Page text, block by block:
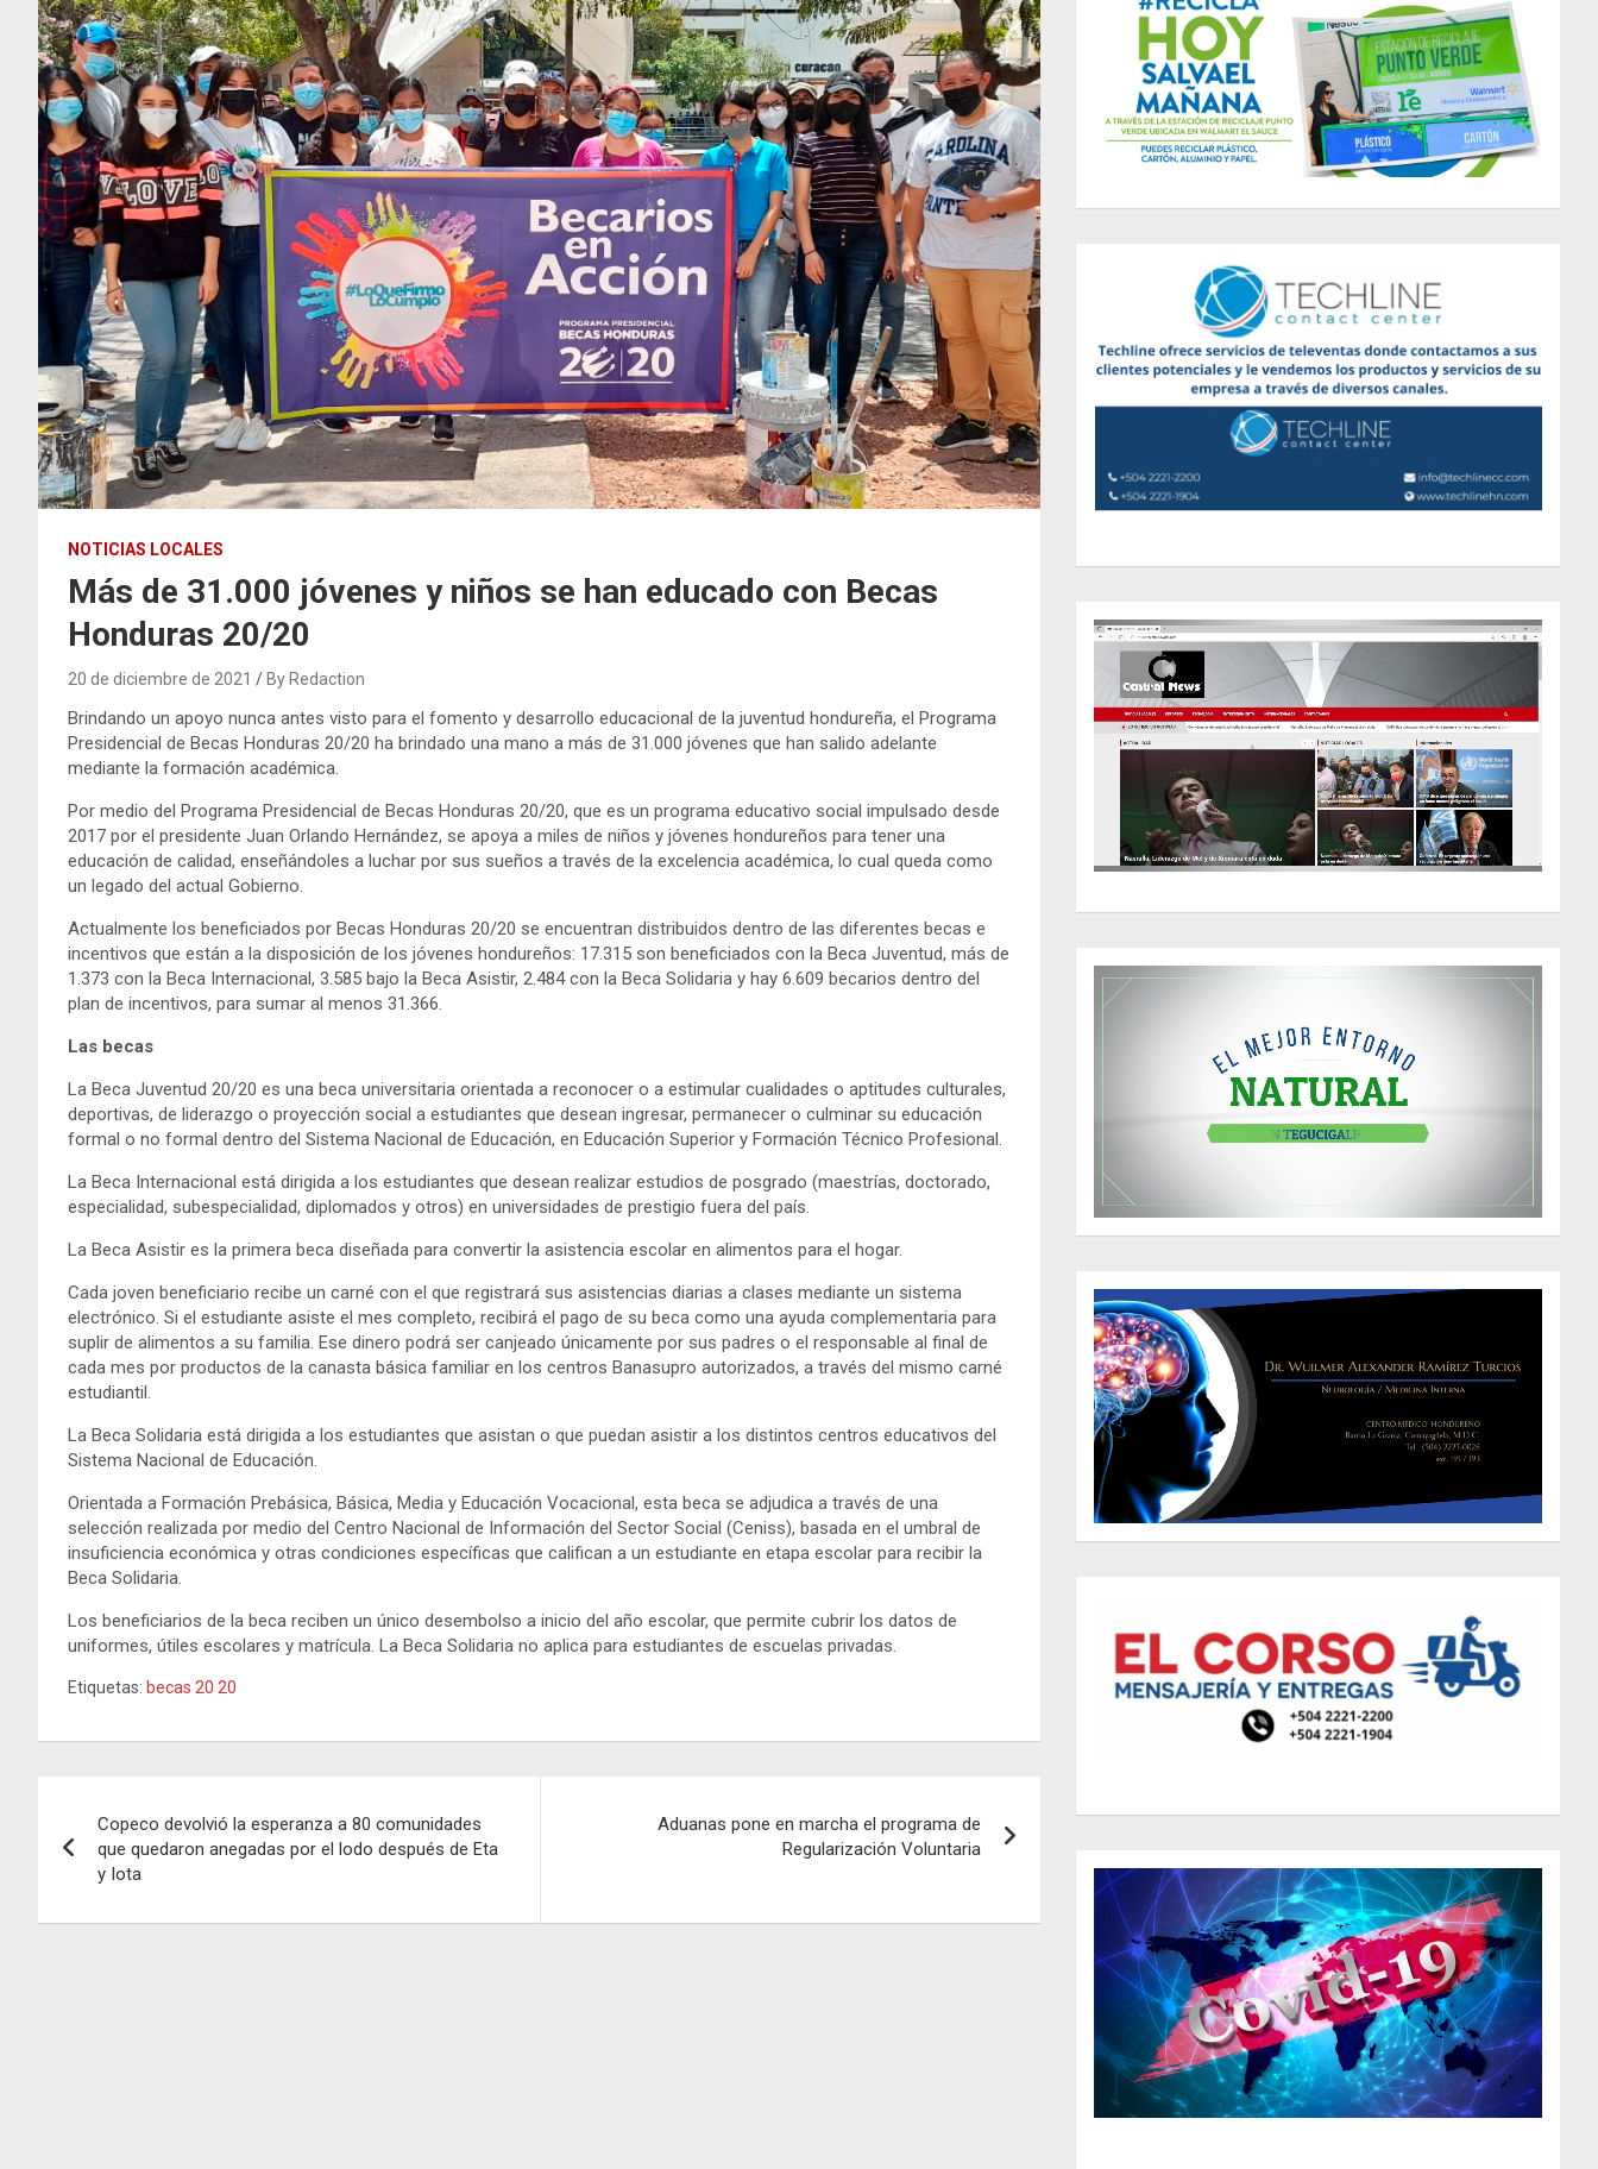
NOTICIAS LOCALES
Más de 31.000 jóvenes y niños se han educado con Becas
Honduras 20/20
20 de diciembre de 2021 By Redaction
Brindando un apoyo nunca antes visto para el fomento y desarrollo educacional de la juventud hondureña, el Programa
Presidencial de Becas Honduras 20/20 ha brindado una mano a más de 31.000 jóvenes que han salido adelante
mediante la formación académica.
Por medio del Programa Presidencial de Becas Honduras 20/20, que es un programa educativo social impulsado desde
2017 por el presidente Juan Orlando Hernández, se apoya a miles de niños y jóvenes hondureños para tener una
educación de calidad, enseñándoles a luchar por sus sueños a través de la excelencia académica, lo cual queda como
un legado del actual Gobierno.
Actualmente los beneficiados por Becas Honduras 20/20 se encuentran distribuidos dentro de las diferentes becas e
incentivos que están a la disposición de los jóvenes hondureños: 17.315 son beneficiados con la Beca Juventud, más de
1.373 con la Beca Internacional, 3.585 bajo la Beca Asistir, 2.484 con la Beca Solidaria y hay 6.609 becarios dentro del
plan de incentivos, para sumar al menos 31.366.
Las becas
La Beca Juventud 20/20 es una beca universitaria orientada a reconocer o a estimular cualidades o aptitudes culturales,
deportivas, de liderazgo o proyección social a estudiantes que desean ingresar, permanecer o culminar su educación
formal o no formal dentro del Sistema Nacional de Educación, en Educación Superior y Formación Técnico Profesional.
La Beca Internacional está dirigida a los estudiantes que desean realizar estudios de posgrado (maestrías, doctorado,
especialidad, subespecialidad, diplomados y otros) en universidades de prestigio fuera del país.
La Beca Asistir es la primera beca diseñada para convertir la asistencia escolar en alimentos para el hogar.
Cada joven beneficiario recibe un carné con el que registrará sus asistencias diarias a clases mediante un sistema
electrónico. Si el estudiante asiste el mes completo, recibirá el pago de su beca como una ayuda complementaria para
suplir de alimentos a su familia. Ese dinero podrá ser canjeado únicamente por sus padres o el responsable al final de
cada mes por productos de la canasta básica familiar en los centros Banasupro autorizados, a través del mismo carné
estudiantil.
La Beca Solidaria está dirigida a los estudiantes que asistan o que puedan asistir a los distintos centros educativos del
Sistema Nacional de Educación.
Orientada a Formación Prebásica, Básica, Media y Educación Vocacional, esta beca se adjudica a través de una
selección realizada por medio del Centro Nacional de Información del Sector Social (Ceniss), basada en el umbral de
insuficiencia económica y otras condiciones específicas que califican a un estudiante en etapa escolar para recibir la
Beca Solidaria.
Los beneficiarios de la beca reciben un único desembolso a inicio del año escolar, que permite cubrir los datos de
uniformes, útiles escolares y matrícula. La Beca Solidaria no aplica para estudiantes de escuelas privadas.
Etiquetas: becas 20 20
de
entradas
Copeco devolvió la esperanza a 80 comunidades
que quedaron anegadas por el lodo después de Eta
y Iota
Aduanas pone en marcha el programa de
Regularización Voluntaria